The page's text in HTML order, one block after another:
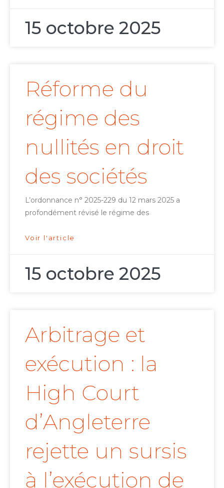
15 octobre 2025
Réforme du
régime des
nullités en droit
des sociétés
L’ordonnance n° 2025-229 du 12 mars 2025 a
profondément révisé le régime des
Voir l'article
15 octobre 2025
Arbitrage et
exécution : la
High Court
d’Angleterre
rejette un sursis
à l’exécution de